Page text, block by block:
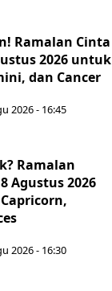
Ramalan Cinta
2026 untuk
dan Cancer
2026 - 16:45
Ramalan
Agustus 2026
2026 - 16:30